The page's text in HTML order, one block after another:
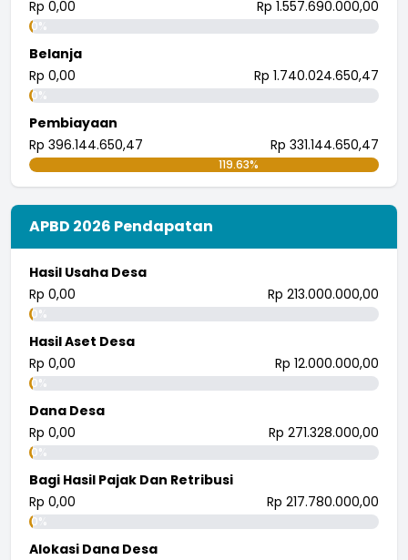
...selengkapnya
i wayan pujana eka putra
25 Juli 2018 09:30:04
Rp 0,00
Rp 1.557.690.000,00
0%
Belanja
Rp 0,00
Rp 1.740.024.650,47
0%
Pembiayaan
Rp 396.144.650,47
Rp 331.144.650,47
119.63%
APBD 2026 Pendapatan
Hasil Usaha Desa
Rp 0,00
Rp 213.000.000,00
0%
Hasil Aset Desa
Rp 0,00
Rp 12.000.000,00
0%
Dana Desa
Rp 0,00
Rp 271.328.000,00
0%
Bagi Hasil Pajak Dan Retribusi
Rp 0,00
Rp 217.780.000,00
0%
Alokasi Dana Desa